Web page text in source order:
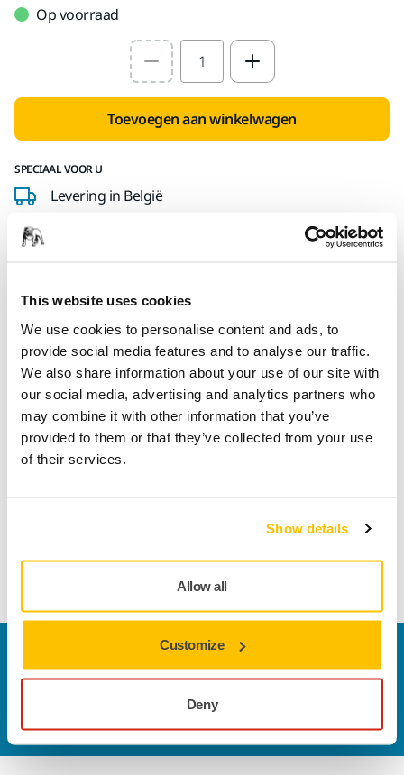
This website uses cookies
We use cookies to personalise content and ads, to
provide social media features and to analyse our traffic.
We also share information about your use of our site with
our social media, advertising and analytics partners who
may combine it with other information that you’ve
provided to them or that they’ve collected from your use
of their services.
Show details
Allow all
Customize
Deny
Op voorraad
Select quantity value
Toevoegen aan winkelwagen
SPECIAAL VOOR U
Levering in België
Geen verzendkosten bij bestellingen vanaf €50,- incl.
Track & Trace
Technische details Downloads
Lengte
Wilt u meer weten?Neem contact met ons op.Ons
deskundige ondersteuningsteam beantwoordt
graag al uw vragen.